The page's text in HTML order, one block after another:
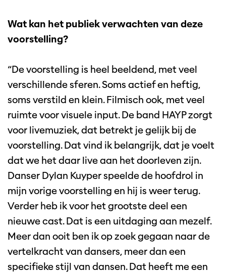
Wat kan het publiek verwachten van deze
voorstelling?
“De voorstelling is heel beeldend, met veel
verschillende sferen. Soms actief en heftig,
soms verstild en klein. Filmisch ook, met veel
ruimte voor visuele input. De band HAYP zorgt
voor livemuziek, dat betrekt je gelijk bij de
voorstelling. Dat vind ik belangrijk, dat je voelt
dat we het daar live aan het doorleven zijn.
Danser Dylan Kuyper speelde de hoofdrol in
mijn vorige voorstelling en hij is weer terug.
Verder heb ik voor het grootste deel een
nieuwe cast. Dat is een uitdaging aan mezelf.
Meer dan ooit ben ik op zoek gegaan naar de
vertelkracht van dansers, meer dan een
specifieke stijl van dansen. Dat heeft me een